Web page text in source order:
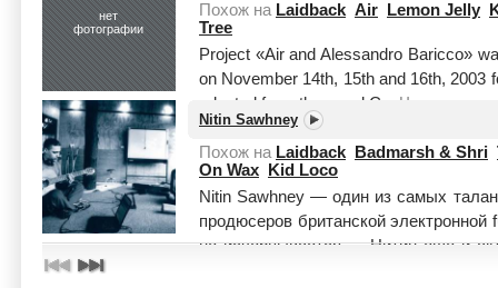
нет
фотографии
Похож на Laidback Air Lemon Jelly
Tree
Project «Air and Alessandro Baricco»
on November 14th, 15th and 16th, 2003
adapted from the novel C... Читать
Nitin Sawhney
Похож на Laidback Badmarsh & Shri
On Wax
Kid Loco
Nitin Sawhney — один из самых
продюсеров британской
не исчерпывается — Нитин еще и